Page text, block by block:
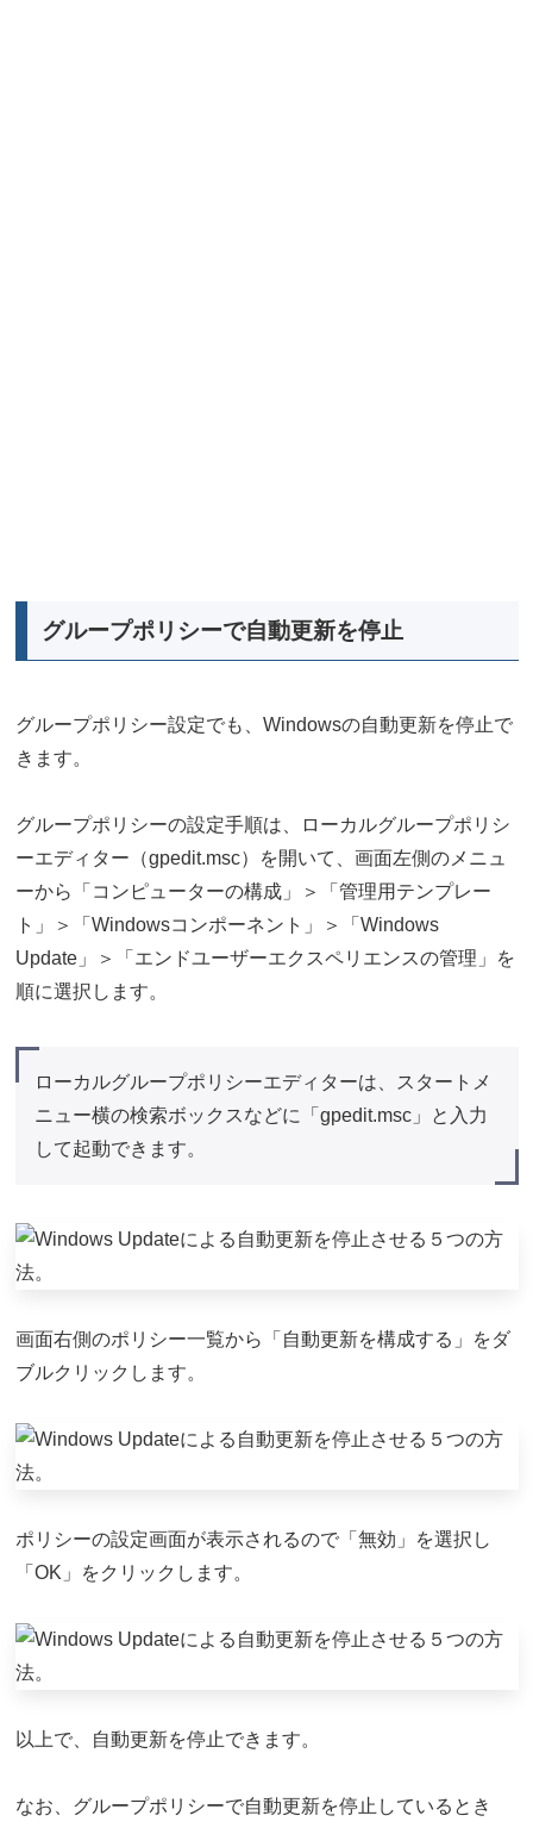
グループポリシーで自動更新を停止
グループポリシー設定でも、Windowsの自動更新を停止で
きます。
グループポリシーの設定手順は、ローカルグループポリシ
ーエディター（gpedit.msc）を開いて、画面左側のメニュ
ーから「コンピューターの構成」＞「管理用テンプレー
ト」＞「Windowsコンポーネント」＞「Windows
Update」＞「エンドユーザーエクスペリエンスの管理」を
順に選択します。
ローカルグループポリシーエディターは、スタートメ
ニュー横の検索ボックスなどに「gpedit.msc」と入力
して起動できます。
画面右側のポリシー一覧から「自動更新を構成する」をダ
ブルクリックします。
ポリシーの設定画面が表示されるので「無効」を選択し
「OK」をクリックします。
以上で、自動更新を停止できます。
なお、グループポリシーで自動更新を停止しているとき